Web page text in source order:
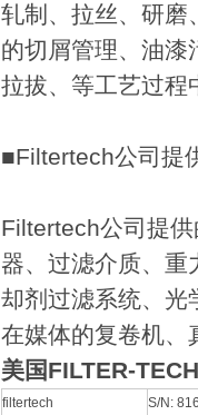
轧制、拉丝、研磨
的切屑管理、油漆
拉拔、等工艺过程
■Filtertech公司提
Filtertech公司提
器、过滤介质、重
却剂过滤系统、光
在媒体的复卷机、
美国FILTER-TECH
filtertech
S/N: